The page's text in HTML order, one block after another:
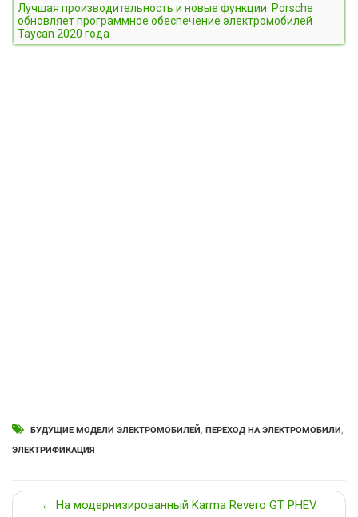
Лучшая производительность и новые функции: Porsche
обновляет программное обеспечение электромобилей
Taycan 2020 года
БУДУЩИЕ МОДЕЛИ ЭЛЕКТРОМОБИЛЕЙ, ПЕРЕХОД НА ЭЛЕКТРОМОБИЛИ,
ЭЛЕКТРИФИКАЦИЯ
← На модернизированный Karma Revero GT PHEV